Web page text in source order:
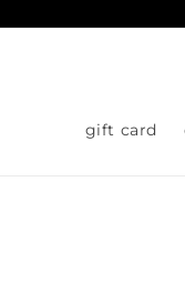
content
gift card